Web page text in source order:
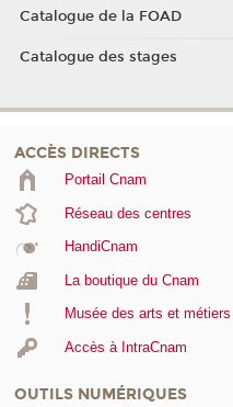
Catalogue de la FOAD
Catalogue des stages
ACCÈS DIRECTS
Portail Cnam
Réseau des centres
HandiCnam
La boutique du Cnam
Musée des arts et métiers
Accès à IntraCnam
OUTILS NUMÉRIQUES